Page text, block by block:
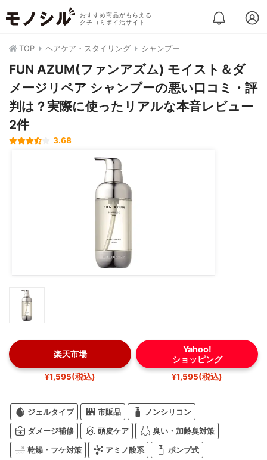
おすすめ商品がもらえる
クチコミポイ活サイト
TOP ヘアケア・スタイリング シャンプー
FUN AZUM(ファンアズム) モイスト＆ダ
メージリペア シャンプーの悪い口コミ・評
判は？実際に使ったリアルな本音レビュー
2件
3.68
楽天市場
¥1,595(税込)
Yahoo!
ショッピング
¥1,595(税込)
ジェルタイプ 市販品 ノンシリコン
ダメージ補修 頭皮ケア 臭い・加齢臭対策
乾燥・フケ対策 アミノ酸系 ポンプ式